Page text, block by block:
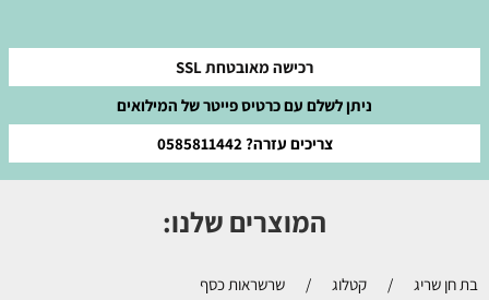
רכישה מאובטחת SSL
ניתן לשלם עם כרטיס פייטר של המילואים
צריכים עזרה? 0585811442
המוצרים שלנו:
בת חן שריג / קטלוג / שרשראות כסף